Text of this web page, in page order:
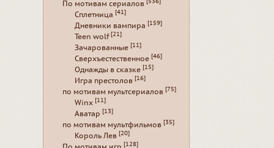
По мотивам сериалов [536]
Сплетница [41]
Дневники вампира [159]
Teen wolf [21]
Зачарованные [11]
Сверхъестественное [46]
Однажды в сказке [15]
Игра престолов [16]
по мотивам мультсериалов [75]
Winx [11]
Аватар [13]
по мотивам мультфильмов [35]
Король Лев [20]
[128]